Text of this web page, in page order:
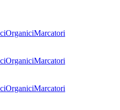
OrganiciMarcatori
OrganiciMarcatori
OrganiciMarcatori